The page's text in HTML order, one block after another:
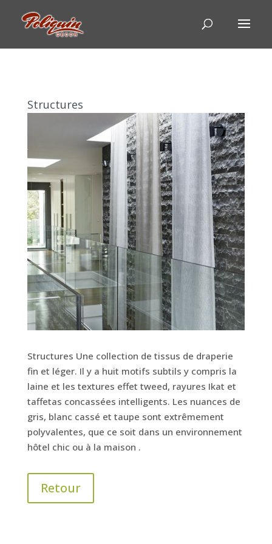
Structures
Structures Une collection de tissus de draperie
fin et léger. Il y a huit motifs subtils y compris la
laine et les textures effet tweed, rayures Ikat et
taffetas concassées intelligents. Les nuances de
gris, blanc cassé et taupe sont extrêmement
polyvalentes, que ce soit dans un environnement
hôtel chic ou à la maison .
Retour